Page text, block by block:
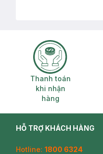
Thanh toán
Thanh toán
khi nhận
hàng
HỖ TRỢ KHÁCH HÀNG
Hotline: 1800 6324